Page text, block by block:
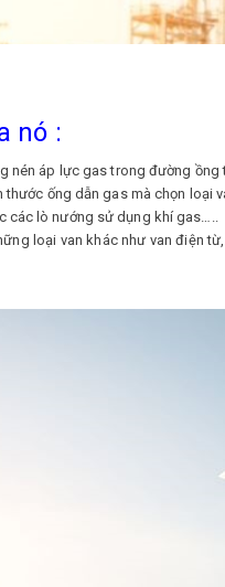
nó :
nén áp lực gas trong đường
ống dẫn gas mà chọn loại
các lò nướng sử dụng khí gas…..
loại van khác như van điện